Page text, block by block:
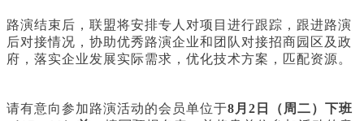
路演结束后，联盟将安排专人对项目进行跟踪，跟进路演
后对接情况，协助优秀路演企业和团队对接招商园区及政
府，落实企业发展实际需求，优化技术方案，匹配资源。
请有意向参加路演活动的会员单位于8月2日（周二）下班